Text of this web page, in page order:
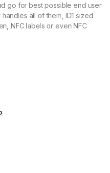
go for best possible end user
all of them, ID1 sized
NFC labels or even NFC